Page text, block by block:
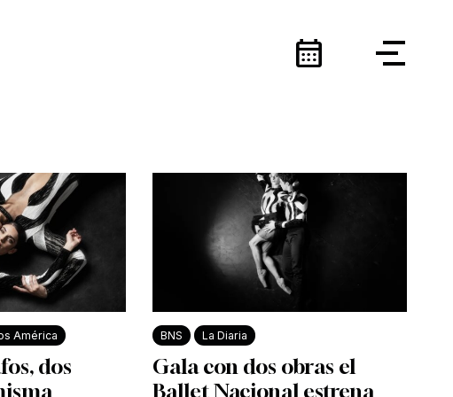
calendar_month
América
dos
BNS La Diaria
Gala con dos obras el
Ballet Nacional estrena